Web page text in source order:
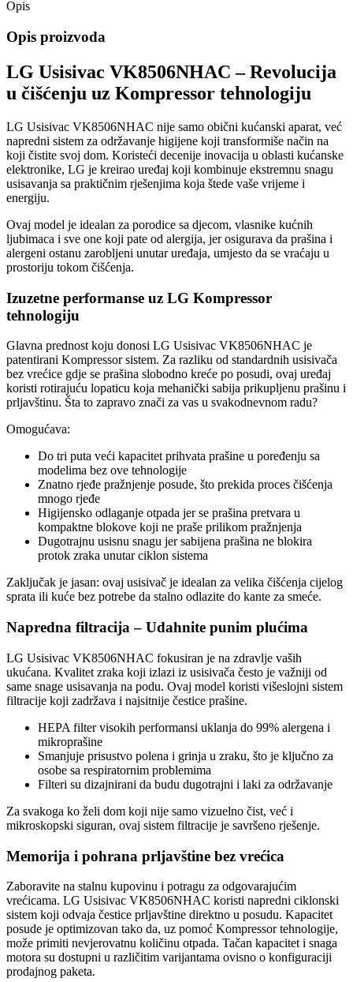
Opis
Opis proizvoda
LG Usisivac VK8506NHAC – Revolucija
u čišćenju uz Kompressor tehnologiju
LG Usisivac VK8506NHAC nije samo obični kućanski aparat, već
napredni sistem za održavanje higijene koji transformiše način na
koji čistite svoj dom. Koristeći decenije inovacija u oblasti kućanske
elektronike, LG je kreirao uređaj koji kombinuje ekstremnu snagu
usisavanja sa praktičnim rješenjima koja štede vaše vrijeme i
energiju.
Ovaj model je idealan za porodice sa djecom, vlasnike kućnih
ljubimaca i sve one koji pate od alergija, jer osigurava da prašina i
alergeni ostanu zarobljeni unutar uređaja, umjesto da se vraćaju u
prostoriju tokom čišćenja.
Izuzetne performanse uz LG Kompressor
tehnologiju
Glavna prednost koju donosi LG Usisivac VK8506NHAC je
patentirani Kompressor sistem. Za razliku od standardnih usisivača
bez vrećice gdje se prašina slobodno kreće po posudi, ovaj uređaj
koristi rotirajuću lopaticu koja mehanički sabija prikupljenu prašinu i
prljavštinu. Šta to zapravo znači za vas u svakodnevnom radu?
Omogućava:
Do tri puta veći kapacitet prihvata prašine u poređenju sa
modelima bez ove tehnologije
Znatno rjeđe pražnjenje posude, što prekida proces čišćenja
mnogo rjeđe
Higijensko odlaganje otpada jer se prašina pretvara u
kompaktne blokove koji ne praše prilikom pražnjenja
Dugotrajnu usisnu snagu jer sabijena prašina ne blokira
protok zraka unutar ciklon sistema
Zaključak je jasan: ovaj usisivač je idealan za velika čišćenja cijelog
sprata ili kuće bez potrebe da stalno odlazite do kante za smeće.
Napredna filtracija – Udahnite punim plućima
LG Usisivac VK8506NHAC fokusiran je na zdravlje vaših
ukućana. Kvalitet zraka koji izlazi iz usisivača često je važniji od
same snage usisavanja na podu. Ovaj model koristi višeslojni sistem
filtracije koji zadržava i najsitnije čestice prašine.
HEPA filter visokih performansi uklanja do 99% alergena i
mikroprašine
Smanjuje prisustvo polena i grinja u zraku, što je ključno za
osobe sa respiratornim problemima
Filteri su dizajnirani da budu dugotrajni i laki za održavanje
Za svakoga ko želi dom koji nije samo vizuelno čist, već i
mikroskopski siguran, ovaj sistem filtracije je savršeno rješenje.
Memorija i pohrana prljavštine bez vrećica
Zaboravite na stalnu kupovinu i potragu za odgovarajućim
vrećicama. LG Usisivac VK8506NHAC koristi napredni ciklonski
sistem koji odvaja čestice prljavštine direktno u posudu. Kapacitet
posude je optimizovan tako da, uz pomoć Kompressor tehnologije,
može primiti nevjerovatnu količinu otpada. Tačan kapacitet i snaga
motora su dostupni u različitim varijantama ovisno o konfiguraciji
prodajnog paketa.